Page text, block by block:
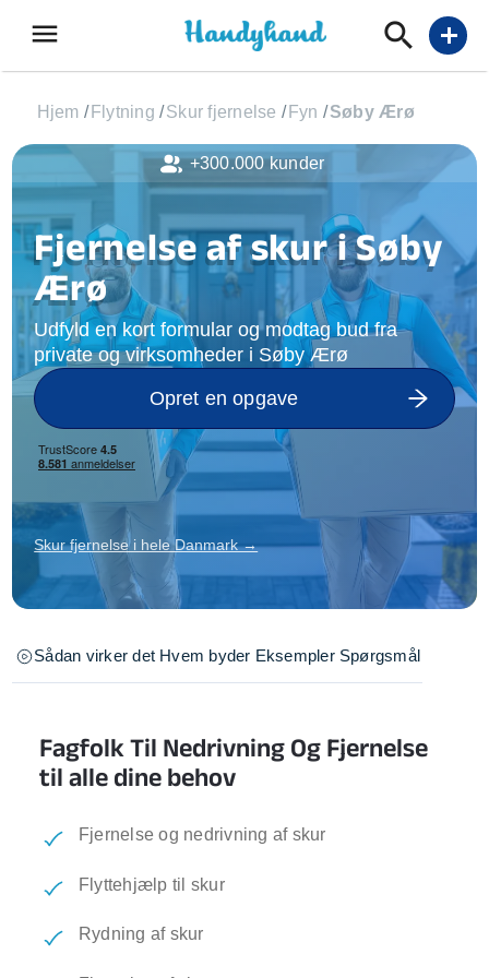
menu add
Hjem / Flytning /Skur fjernelse / Fyn /Søby Ærø
Fjernelse af skur i Søby
Ærø
Udfyld en kort formular og modtag bud fra
private og virksomheder i Søby Ærø
Opret en opgave
Skur fjernelse i hele Danmark →
Sådan virker det Hvem byder Eksempler Spørgsmål
Fagfolk Til Nedrivning Og Fjernelse
til alle dine behov
Fjernelse og nedrivning af skur
Flyttehjælp til skur
Rydning af skur
+300.000 kunder